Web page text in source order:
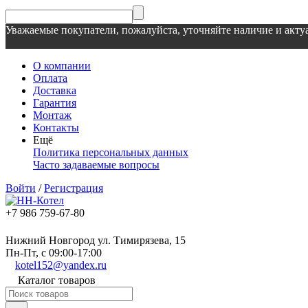
Уважаемые покупатели, пожалуйста, уточняйте наличие и
О компании
Оплата
Доставка
Гарантия
Монтаж
Контакты
Ещё
Политика персональных данных
Часто задаваемые вопросы
Войти /Регистрация
+7 986 759-67-80
Нижний Новгород ул. Тимирязева, 15
Пн-Пт, с 09:00-17:00
kotel152@yandex.ru
Каталог товаров